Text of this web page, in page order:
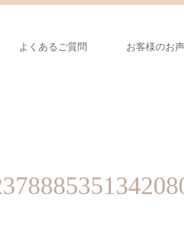
よくあるご質問 お客様のお声